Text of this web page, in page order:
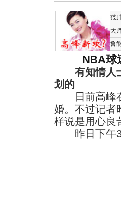
范
大
鲁
NBA球
有知情人
划的
日前高峰在
婚。不过记者
样说是用心良
昨日下午3